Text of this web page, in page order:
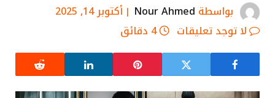
بواسطة Nour Ahmed
أكتوبر 14, 2025
لا توجد تعليقات
4 دقائق